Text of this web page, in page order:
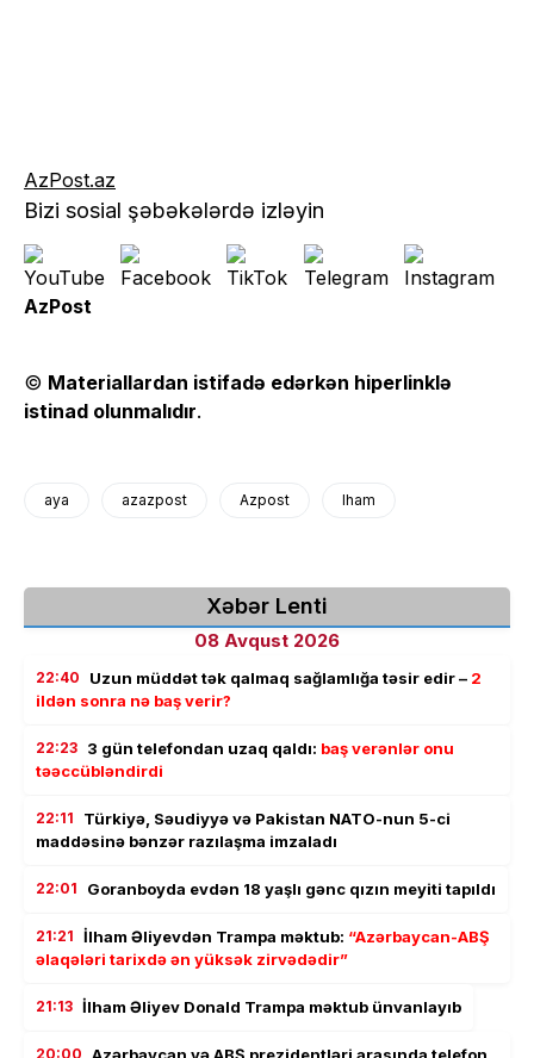
AzPost.az
Bizi sosial şəbəkələrdə izləyin
AzPost
© Materiallardan istifadə edərkən hiperlinklə
istinad olunmalıdır.
aya azazpost Azpost lham
Xəbər Lenti
08 Avqust 2026
22:40 Uzun müddət tək qalmaq sağlamlığa təsir edir – 2
ildən sonra nə baş verir?
22:23 3 gün telefondan uzaq qaldı: baş verənlər onu
təəccübləndirdi
22:11
Türkiyə, Səudiyyə və Pakistan NATO-nun 5-ci
maddəsinə bənzər razılaşma imzaladı
22:01 Goranboyda evdən 18 yaşlı gənc qızın meyiti tapıldı
21:21 İlham Əliyevdən Trampa məktub: “Azərbaycan-ABŞ
əlaqələri tarixdə ən yüksək zirvədədir”
21:13 İlham Əliyev Donald Trampa məktub ünvanlayıb
20:00